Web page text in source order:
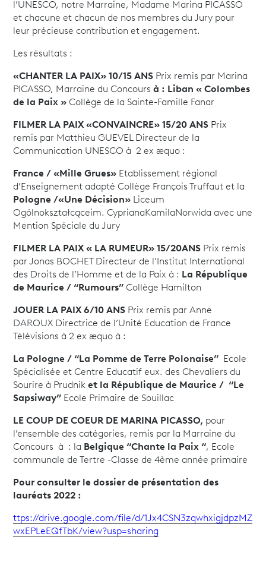
l’UNESCO, notre Marraine, Madame Marina PICASSO
et chacune et chacun de nos membres du Jury pour
leur précieuse contribution et engagement.
Les résultats :
«CHANTER LA PAIX» 10/15 ANS Prix remis par Marina
PICASSO, Marraine du Concoursà : Liban « Colombes
de la Paix » Collège de la Sainte-Famille Fanar
FILMER LA PAIX «CONVAINCRE» 15/20 ANS Prix
remis par Matthieu GUEVEL Directeur de la
Communication UNESCO à 2 ex æquo :
France / «Mille Grues» Etablissement régional
d’Enseignement adapté Collège François Truffaut et la
Pologne /«Une Décision» Liceum
Ogólnokształcąceim. CyprianaKamilaNorwida avec une
Mention Spéciale du Jury
FILMER LA PAIX « LA RUMEUR» 15/20ANS Prix remis
par Jonas BOCHET Directeur de l’Institut International
des Droits de l’Homme et de la Paix à : La République
de Maurice / “Rumours” Collège Hamilton
JOUER LA PAIX 6/10 ANS Prix remis par Anne
DAROUX Directrice de l’Unité Education de France
Télévisions à 2 ex æquo à :
La Pologne / “La Pomme de Terre Polonaise”
Ecole
Spécialisée et Centre Educatif eux. des Chevaliers du
Sourire à Prudniket la République de Maurice / “Le
Sapsiway” Ecole Primaire de Souillac
LE COUP DE COEUR DE MARINA PICASSO, pour
l’ensemble des catégories, remis par la Marraine du
Concours à : la Belgique “Chante la Paix “, Ecole
communale de Tertre -Classe de 4ème année primaire
Pour consulter le dossier de présentation des
lauréats 2022 :
ttps://drive.google.com/file/d/1Jx4CSN3zqwhxigjdpzMZ
wxEPLeEQfTbK/view?usp=sharing